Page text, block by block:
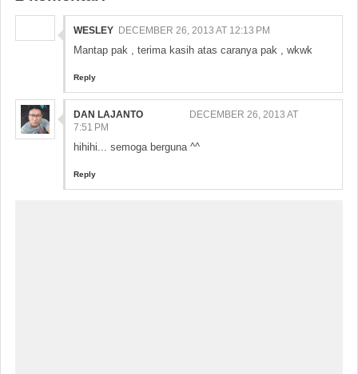
WESLEY DECEMBER 26, 2013 AT 12:13 PM
Mantap pak , terima kasih atas caranya pak , wkwk
Reply
DAN LAJANTO
DECEMBER 26, 2013 AT
7:51 PM
hihihi... semoga berguna ^^
Reply